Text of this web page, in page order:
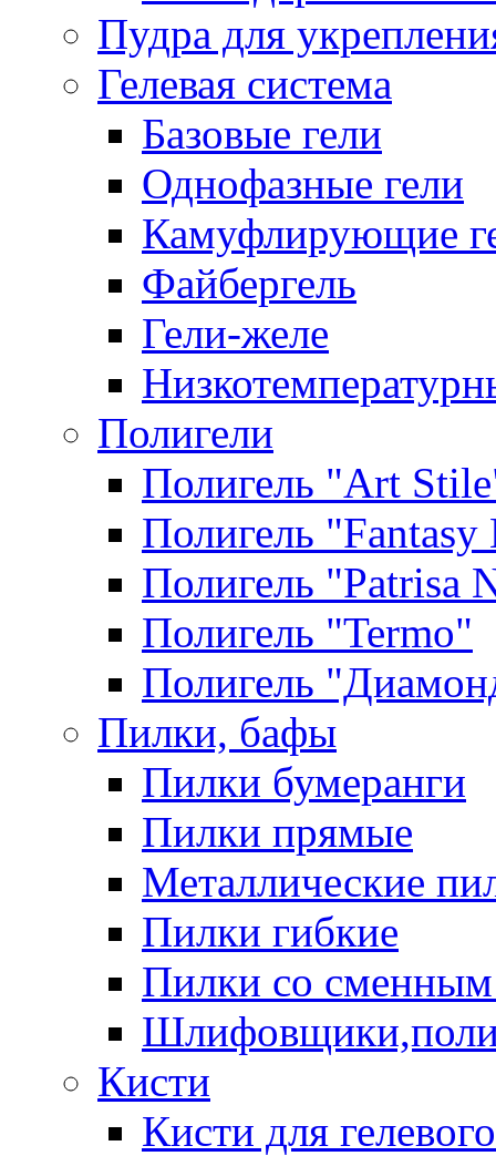
Пудра для
Гелевая система
Базовые гели
Однофазные гели
Камуфлирующие
Файбергель
Гели-желе
Полигели
Полигель "Art
Полигель
Полигель "Patrisa
Полигель "Termo"
Полигель
Пилки, бафы
Пилки бумеранги
Пилки прямые
Металлические
Пилки гибкие
Пилки со сменным
Кисти
Кисти для